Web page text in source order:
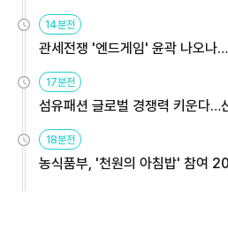
14분전
관세전쟁 '엔드게임' 윤곽 나오나
용해야
17분전
섬유패션 글로벌 경쟁력 키운다
원
18분전
농식품부, '천원의 아침밥' 참여